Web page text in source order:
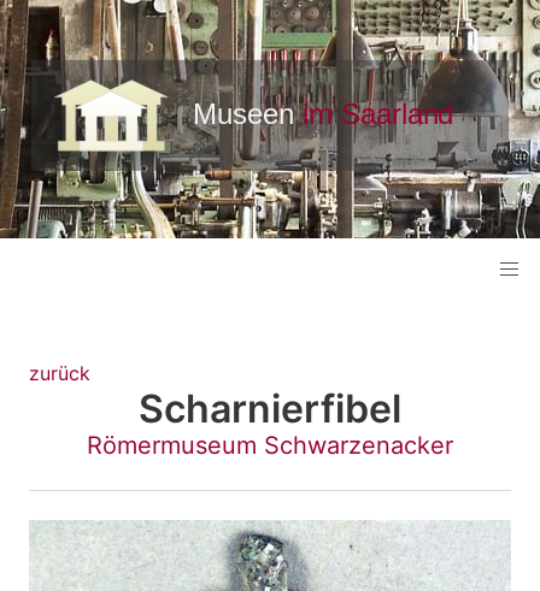
zurück
Scharnierfibel
Römermuseum Schwarzenacker